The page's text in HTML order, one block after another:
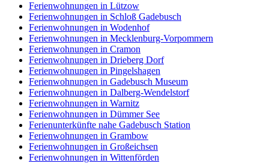
Ferienwohnungen in Lützow
Ferienwohnungen in Schloß Gadebusch
Ferienwohnungen in Wodenhof
Ferienwohnungen in Mecklenburg-Vorpommern
Ferienwohnungen in Cramon
Ferienwohnungen in Drieberg Dorf
Ferienwohnungen in Pingelshagen
Ferienwohnungen in Gadebusch Museum
Ferienwohnungen in Dalberg-Wendelstorf
Ferienwohnungen in Warnitz
Ferienwohnungen in Dümmer See
Ferienunterkünfte nahe Gadebusch Station
Ferienwohnungen in Grambow
Ferienwohnungen in Großeichsen
Ferienwohnungen in Wittenförden